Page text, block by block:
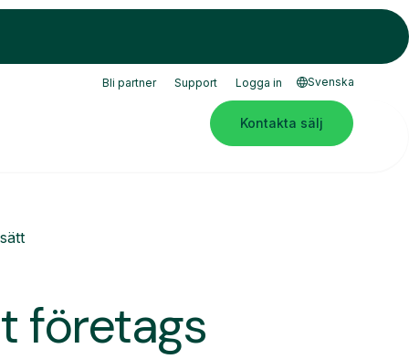
Bli partner Support Logga in Svenska
Kontakta sälj
företags